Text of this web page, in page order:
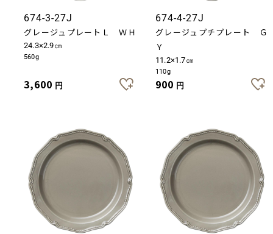
674-3-27J
グレージュプレートＬ ＷＨ
24.3×2.9㎝
560g
3,600 円
674-4-27J
グレージュプチプレート Ｇ
Ｙ
11.2×1.7㎝
110g
900 円